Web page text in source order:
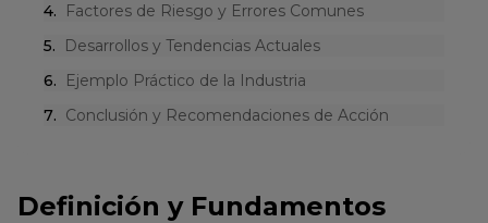
4.
Factores de Riesgo y Errores Comunes
5.
Desarrollos y Tendencias Actuales
6.
Ejemplo Práctico de la Industria
7. Conclusión y Recomendaciones de Acción
Definición y Fundamentos